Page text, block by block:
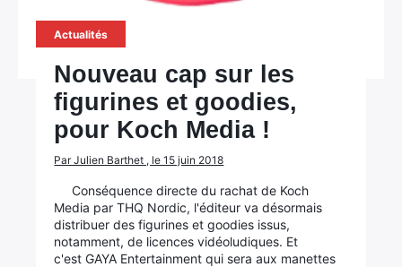
Actualités
Nouveau cap sur les
figurines et goodies,
pour Koch Media !
Par Julien Barthet , le 15 juin 2018
Conséquence directe du rachat de Koch
Media par THQ Nordic, l'éditeur va désormais
distribuer des figurines et goodies issus,
notamment, de licences vidéoludiques. Et
c'est GAYA Entertainment qui sera aux manettes